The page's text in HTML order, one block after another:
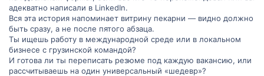
адекватно написали в LinkedIn.
Вся эта история напоминает витрину пекарни — видно должно
быть сразу, а не после пятого абзаца.
Ты ищешь работу в международной среде или в локальном
бизнесе с грузинской командой?
И готова ли ты переписать резюме под каждую вакансию, или
рассчитываешь на один универсальный «шедевр»?